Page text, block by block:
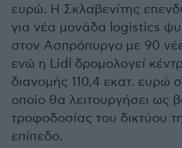
ευρώ. Η Σκλαβενίτης
για νέα μονάδα logistics
στον Ασπρόπυργο με 90
ενώ η Lidl δρομολογεί
διανομής 110,4 εκατ. ευρώ
οποίο θα λειτουργήσει ως
τροφοδοσίας του δικτύου
επίπεδο.